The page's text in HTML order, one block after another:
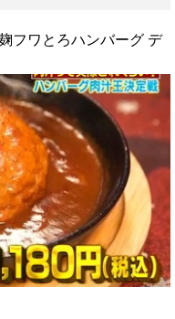
フワとろハンバーグ デ